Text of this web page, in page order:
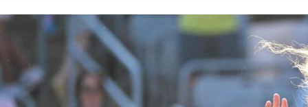
Untermenü
Untermenü